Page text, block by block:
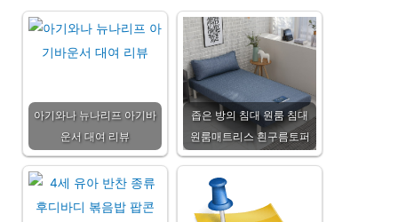
아기와나 뉴나리프 아기바
운서 대여 리뷰
좁은 방의 침대 원룸 침대
원룸매트리스 흰구름토퍼